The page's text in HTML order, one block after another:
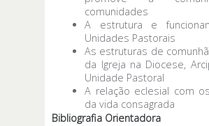
comunidades
A estrutura e
Unidades Pastorais
As estruturas de
da Igreja na Diocese,
Unidade Pastoral
A relação eclesial com
da vida consagrada
Bibliografia Orientadora